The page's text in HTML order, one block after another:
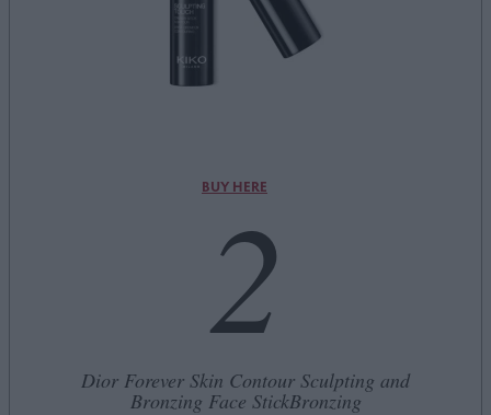
BUY HERE
2
Dior Forever Skin Contour Sculpting and
Bronzing Face StickBronzing